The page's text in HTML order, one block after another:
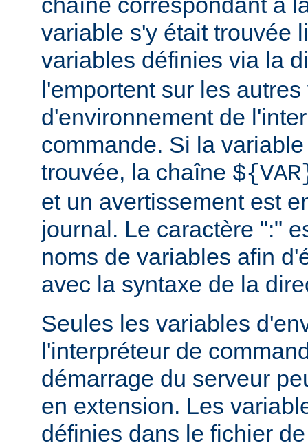
variable s'y était trouvée
variables définies via la
l'emportent sur les
d'environnement de
commande. Si la
trouvée, la chaîne
et un avertissement est
journal. Le caractère ":"
noms de variables afin
avec la syntaxe de la
Seules les variables
l'interpréteur de
démarrage du serveur
en extension. Les
définies dans le fichier